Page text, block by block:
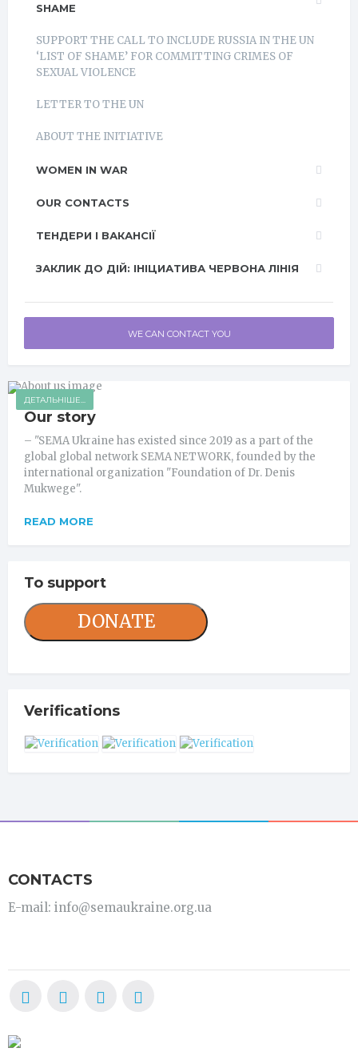
SHAME
SUPPORT THE CALL TO INCLUDE RUSSIA IN THE UN
‘LIST OF SHAME’ FOR COMMITTING CRIMES OF
SEXUAL VIOLENCE
LETTER TO THE UN
ABOUT THE INITIATIVE
WOMEN IN WAR
OUR CONTACTS
ТЕНДЕРИ І ВАКАНСІЇ
ЗАКЛИК ДО ДІЙ: ІНІЦИАТИВА ЧЕРВОНА ЛІНІЯ
WE CAN CONTACT YOU
ДЕТАЛЬНІШЕ...
Our story
– "SEMA Ukraine has existed since 2019 as a part of the
global global network SEMA NETWORK, founded by the
international organization "Foundation of Dr. Denis
Mukwege".
READ MORE
To support
DONATE
Verifications
CONTACTS
E-mail: info@semaukraine.org.ua